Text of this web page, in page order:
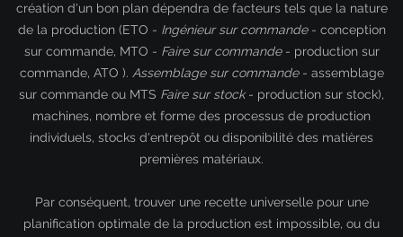
création d'un bon plan dépendra de facteurs tels que la nature
de la production (ETO - Ingénieur sur commande- conception
sur commande, MTO - Faire sur commande- production sur
commande, ATO ). Assemblage sur commande- assemblage
sur commande ou MTS Faire sur stock- production sur stock),
machines, nombre et forme des processus de production
individuels, stocks d'entrepôt ou disponibilité des matières
premières matériaux.
Par conséquent, trouver une recette universelle pour une
planification optimale de la production est impossible, ou du